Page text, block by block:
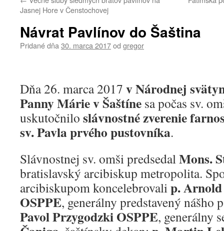
Jasnej Hore v Čenstochovej
Návrat Pavlínov do Šaština
Pridané dňa 30. marca 2017od gregor
Dňa 26. marca 2017 v Národnej
Panny Márie v Šaštíne sa počas sv.
uskutočnilo slávnostné zverenie
sv. Pavla prvého pustovníka.
Slávnostnej sv. omši predsedalMons.
bratislavský arcibiskup metropolita.
arcibiskupom koncelebrovalip.
OSPPE, generálny predstavený nášho
Pavol Przygodzki OSPPE, generálny